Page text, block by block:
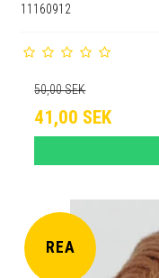
11160912
50,00 SEK
41,00 SEK
REA